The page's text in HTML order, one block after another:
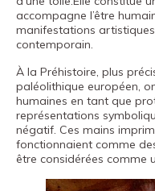
accompagne l’être
manifestations
contemporain.
À la Préhistoire, plus
paléolithique européen,
humaines en tant que
représentations
négatif. Ces mains
fonctionnaient comme
être considérées comme
Activités
Actualités
Boutique
Fondation
Museand
Amis